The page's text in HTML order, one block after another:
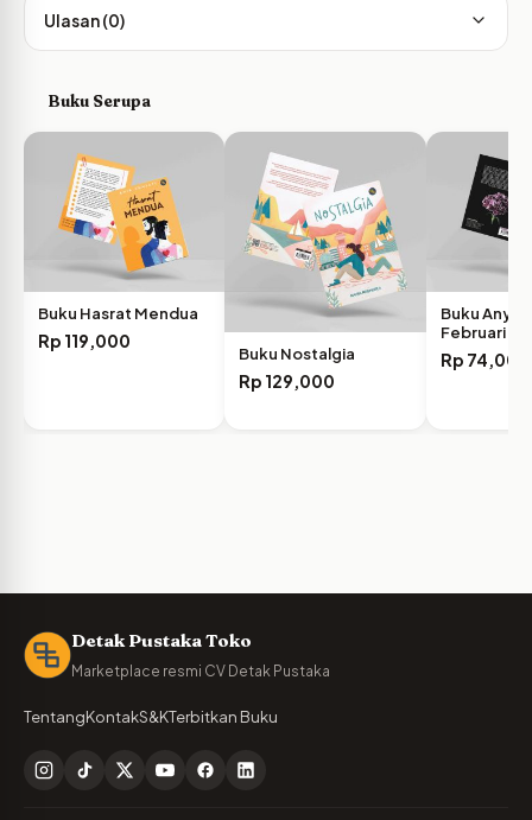
Ulasan (0)
Buku Serupa
Buku Hasrat Mendua
Rp 119,000
Buku Nostalgia
Rp 129,000
Buku
Februari
Rp 74,000
Detak Pustaka Toko
Marketplace resmi CV Detak Pustaka
TentangKontakS&KTerbitkan Buku